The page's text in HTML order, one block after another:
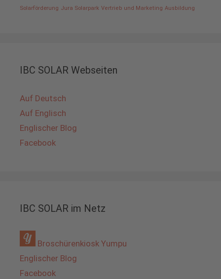
Solarförderung Jura Solarpark Vertrieb und Marketing Ausbildung
IBC SOLAR Webseiten
Auf Deutsch
Auf Englisch
Englischer Blog
Facebook
IBC SOLAR im Netz
Broschürenkiosk Yumpu
Englischer Blog
Facebook